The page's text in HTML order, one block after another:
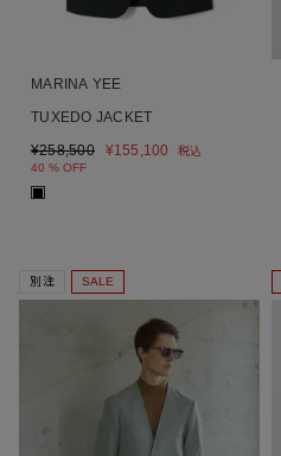
MARINA YEE
TUXEDO JACKET
¥258,500 ¥155,100
税込
40 % OFF
別注 SALE